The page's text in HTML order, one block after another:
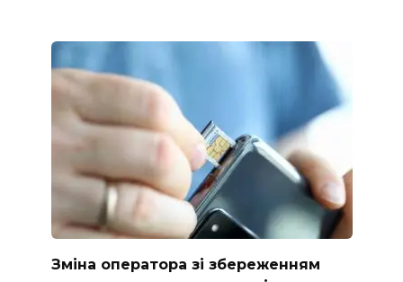
Зміна оператора зі збереженням